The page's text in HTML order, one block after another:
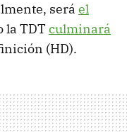
será el
la TDTculminará
(HD).